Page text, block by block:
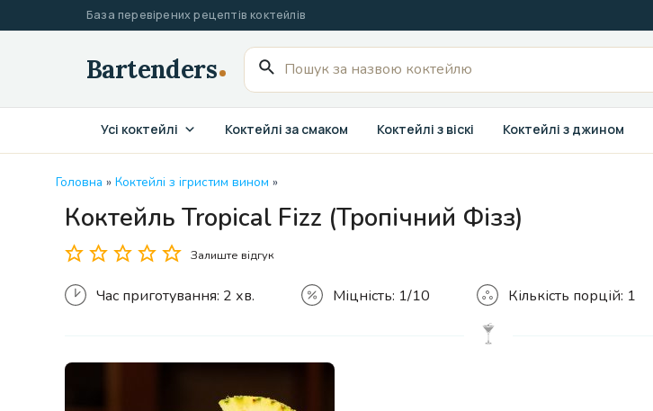
до
База перевірених рецептів коктейлів
Пошук
для:
Усі коктейлі Коктейлі за смаком Коктейлі з віскі Коктейлі з джином
Головна » Коктейлі з ігристим вином »
Коктейль Tropical Fizz (Тропічний Фізз)
Залиште відгук
Час приготування: 2 хв. Міцність: 1/10
Кількість
Кількість порцій: 1